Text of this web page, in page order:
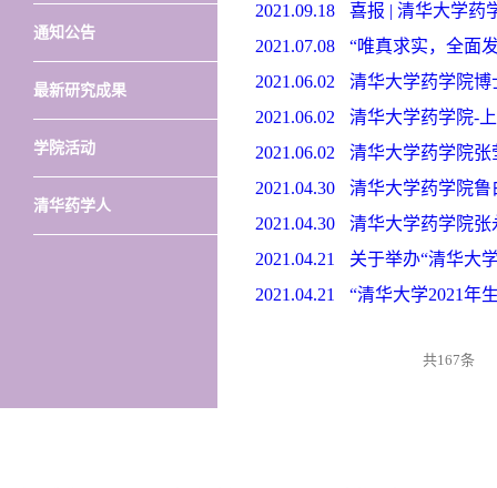
通知公告
最新研究成果
学院活动
清华药学人
2021.09.18
喜报 | 清华大学药
2021.07.08
“唯真求实，全面
2021.06.02
清华大学药学院
2021.06.02
清华大学药学院-
2021.06.02
清华大学药学院
2021.04.30
清华大学药学院鲁
2021.04.30
清华大学药学院张
2021.04.21
关于举办“清华大
2021.04.21
“清华大学2021年
共167条